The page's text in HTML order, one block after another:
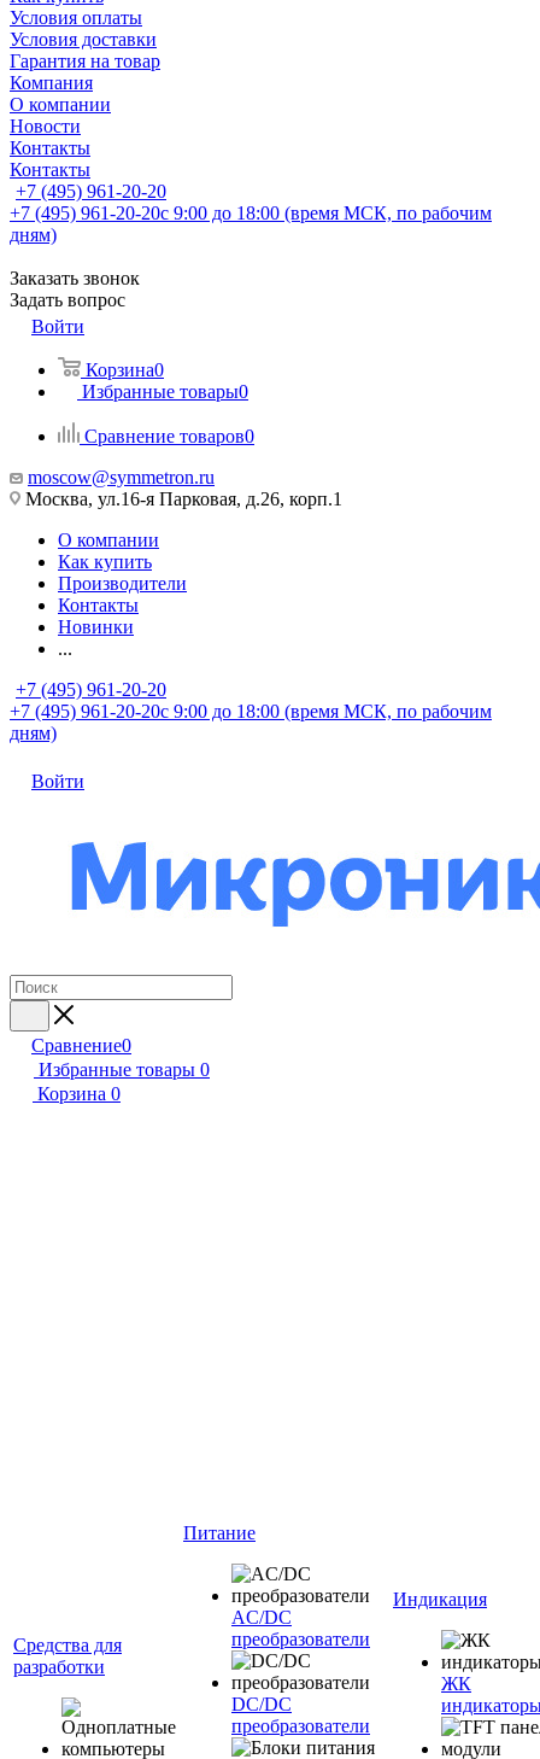
Условия оплаты
Условия доставки
Гарантия на товар
Компания
О компании
Новости
Контакты
Контакты
+7 (495) 961-20-20
+7 (495) 961-20-20с 9:00 до 18:00 (время МСК, по рабочим
дням)
Заказать звонок
Задать вопрос
Войти
Корзина0
Избранные товары0
Сравнение товаров0
moscow@symmetron.ru
Москва, ул.16-я Парковая, д.26, корп.1
О компании
Как купить
Производители
Контакты
Новинки
...
+7 (495) 961-20-20
+7 (495) 961-20-20с 9:00 до 18:00 (время МСК, по рабочим
дням)
Войти
Сравнение0
Избранные товары 0
Корзина 0
Средства для
разработки
Питание
AC/DC
преобразователи
DC/DC
преобразователи
Индикация
ЖК